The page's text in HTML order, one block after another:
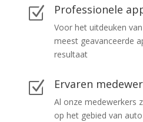
Z Professionele
Voor het uitdeuken
meest geavanceerde
resultaat
Z Ervaren
Al onze medewerkers
op het gebied van